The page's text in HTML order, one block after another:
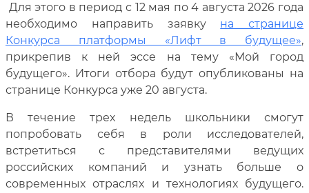
Для этого в период с 12 мая по 4 августа 2026 года
необходимо направить заявку на странице
Конкурса платформы «Лифт в будущее»,
прикрепив к ней эссе на тему «Мой город
будущего». Итоги отбора будут опубликованы на
странице Конкурса уже 20 августа.
В течение трех недель школьники смогут
попробовать себя в роли исследователей,
встретиться с представителями ведущих
российских компаний и узнать больше о
современных отраслях и технологиях будущего.